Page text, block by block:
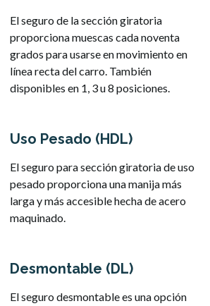
El seguro de la sección giratoria
proporciona muescas cada noventa
grados para usarse en movimiento en
línea recta del carro. También
disponibles en 1, 3 u 8 posiciones.
Uso Pesado (HDL)
El seguro para sección giratoria de uso
pesado proporciona una manija más
larga y más accesible hecha de acero
maquinado.
Desmontable (DL)
El seguro desmontable es una opción